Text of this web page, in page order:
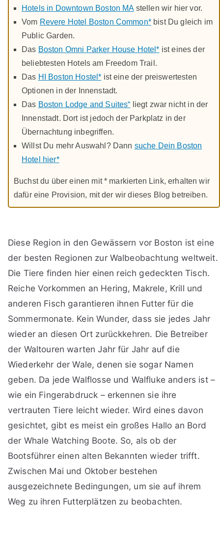
Hotels in Downtown Boston MAstellen wir hier vor.
Vom Revere Hotel Boston Common*bist Du gleich im
Public Garden.
Das Boston Omni Parker House Hotel* ist eines der
beliebtesten Hotels am Freedom Trail.
Das HI Boston Hostel* ist eine der preiswertesten
Optionen in der Innenstadt.
Das Boston Lodge and Suites“ liegt zwar nicht in der
Innenstadt. Dort ist jedoch der Parkplatz in der
Übernachtung inbegriffen.
Willst Du mehr Auswahl? Dann suche Dein Boston
Hotel hier*
Buchst du über einen mit * markierten Link, erhalten wir
dafür eine Provision, mit der wir dieses Blog betreiben.
Diese Region in den Gewässern vor Boston ist eine
der besten Regionen zur Walbeobachtung weltweit.
Die Tiere finden hier einen reich gedeckten Tisch.
Reiche Vorkommen an Hering, Makrele, Krill und
anderen Fisch garantieren ihnen Futter für die
Sommermonate. Kein Wunder, dass sie jedes Jahr
wieder an diesen Ort zurückkehren. Die Betreiber
der Waltouren warten Jahr für Jahr auf die
Wiederkehr der Wale, denen sie sogar Namen
geben. Da jede Walflosse und Walfluke anders ist –
wie ein Fingerabdruck – erkennen sie ihre
vertrauten Tiere leicht wieder. Wird eines davon
gesichtet, gibt es meist ein großes Hallo an Bord
der Whale Watching Boote. So, als ob der
Bootsführer einen alten Bekannten wieder trifft.
Zwischen Mai und Oktober bestehen
ausgezeichnete Bedingungen, um sie auf ihrem
Weg zu ihren Futterplätzen zu beobachten.